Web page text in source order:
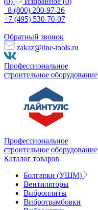
8 (800) 200-97-26
+7 (495) 530-70-07
Обратный звонок
zakaz@line-tools.ru
Профессиональное
строительное оборудование
Профессиональное
строительное оборудование
Каталог товаров
Болгарки (УШМ)
Вентиляторы
Виброплиты
Вибротрамбовки